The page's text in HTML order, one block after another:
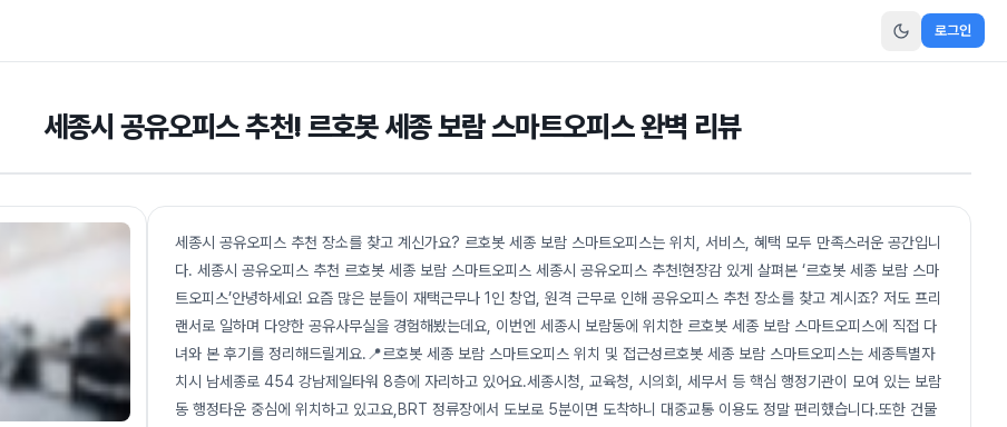
로그인
세종시 공유오피스 추천! 르호봇 세종 보람 스마트오피스 완벽 리뷰
세종시 공유오피스 추천 장소를 찾고 계신가요? 르호봇 세종 보람 스마트오피스는 위치, 서비스, 혜택 모두 만족스러운 공간입니
다. 세종시 공유오피스 추천 르호봇 세종 보람 스마트오피스 세종시 공유오피스 추천!현장감 있게 살펴본 ‘르호봇 세종 보람 스마
트오피스’안녕하세요! 요즘 많은 분들이 재택근무나 1인 창업, 원격 근무로 인해 공유오피스 추천 장소를 찾고 계시죠? 저도 프리
랜서로 일하며 다양한 공유사무실을 경험해봤는데요, 이번엔 세종시 보람동에 위치한 르호봇 세종 보람 스마트오피스에 직접 다
녀와 본 후기를 정리해드릴게요.📍르호봇 세종 보람 스마트오피스 위치 및 접근성르호봇 세종 보람 스마트오피스는 세종특별자
치시 남세종로 454 강남제일타워 8층에 자리하고 있어요.세종시청, 교육청, 시의회, 세무서 등 핵심 행정기관이 모여 있는 보람
동 행정타운 중심에 위치하고 있고요,BRT 정류장에서 도보로 5분이면 도착하니 대중교통 이용도 정말 편리했습니다.또한 건물